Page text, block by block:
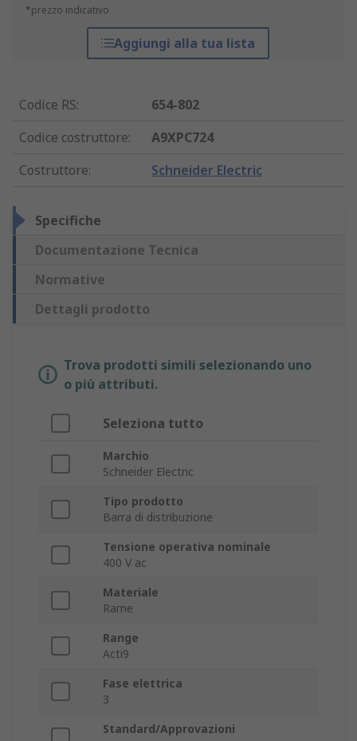
*prezzo indicativo
Aggiungi alla tua lista
Codice RS:
654-802
Codice costruttore:
A9XPC724
Costruttore: Schneider Electric
Specifiche
Documentazione Tecnica
Normative
Dettagli prodotto
Trova prodotti simili selezionando uno
o più attributi.
Seleziona tutto
Marchio
Schneider Electric
Tipo prodotto
Barra di distribuzione
Tensione operativa nominale
400 V ac
Materiale
Rame
Range
Acti9
Fase elettrica
3
Standard/Approvazioni